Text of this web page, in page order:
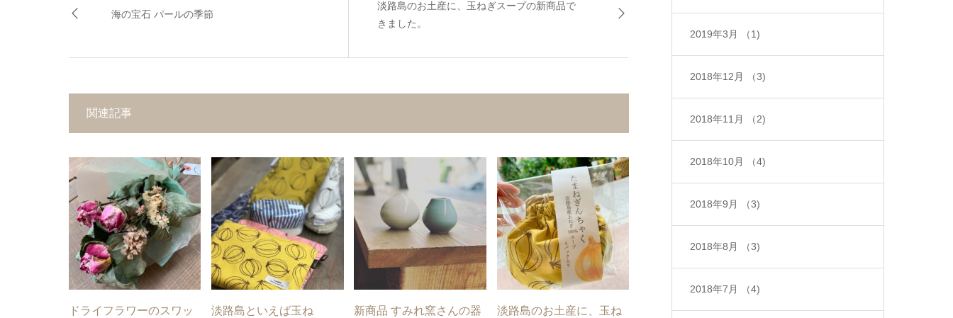
海の宝石 パールの季節
淡路島のお土産に、玉ねぎスープの新商品で
きました。
関連記事
ドライフラワーのスワッ 淡路島といえば玉ね 新商品 すみれ窯さんの器 淡路島のお土産に、玉ね
2019年3月 （1)
2018年12月 （3)
2018年11月 （2)
2018年10月 （4)
2018年9月 （3)
2018年8月 （3)
2018年7月 （4)